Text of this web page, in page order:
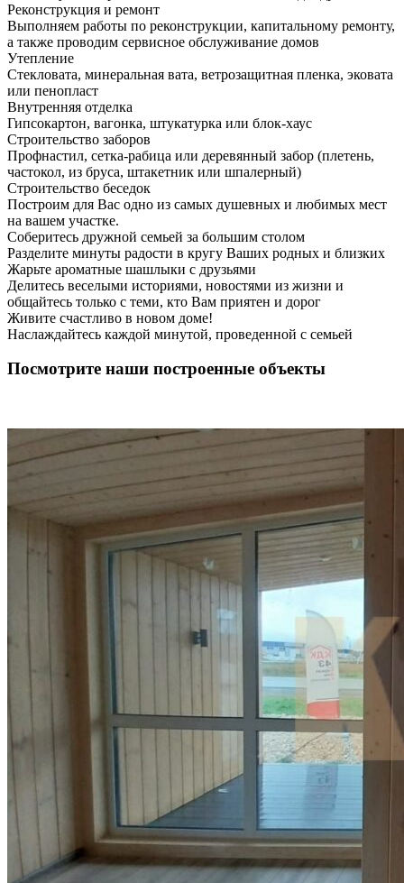
Реконструкция и ремонт
Выполняем работы по реконструкции, капитальному ремонту,
а также проводим сервисное обслуживание домов
Утепление
Стекловата, минеральная вата, ветрозащитная пленка, эковата
или пенопласт
Внутренняя отделка
Гипсокартон, вагонка, штукатурка или блок-хаус
Строительство заборов
Профнастил, сетка-рабица или деревянный забор (плетень,
частокол, из бруса, штакетник или шпалерный)
Строительство беседок
Построим для Вас одно из самых душевных и любимых мест
на вашем участке.
Соберитесь дружной семьей за большим столом
Разделите минуты радости в кругу Ваших родных и близких
Жарьте ароматные шашлыки с друзьями
Делитесь веселыми историями, новостями из жизни и
общайтесь только с теми, кто Вам приятен и дорог
Живите счастливо в новом доме!
Наслаждайтесь каждой минутой, проведенной с семьей
Посмотрите наши построенные объекты